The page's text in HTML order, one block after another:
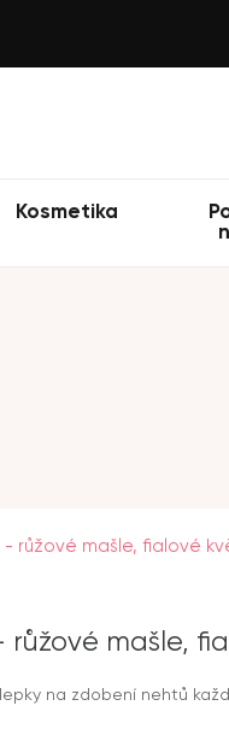
Kosmetika
- růžové mašle, fialové
růžové mašle,
na zdobení nehtů